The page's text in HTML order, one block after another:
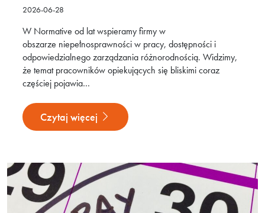
2026-06-28
W Normative od lat wspieramy firmy w
obszarze niepełnosprawności w pracy, dostępności i
odpowiedzialnego zarządzania różnorodnością. Widzimy,
że temat pracowników opiekujących się bliskimi coraz
częściej pojawia…
Czytaj więcej